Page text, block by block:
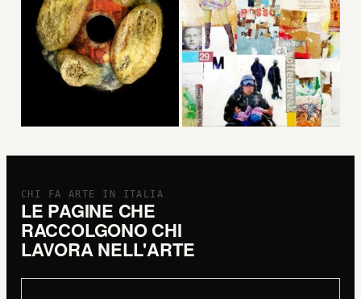
CHI FA ARTE IN ITALIA
LE PAGINE CHE
RACCOLGONO CHI
LAVORA NELL'ARTE